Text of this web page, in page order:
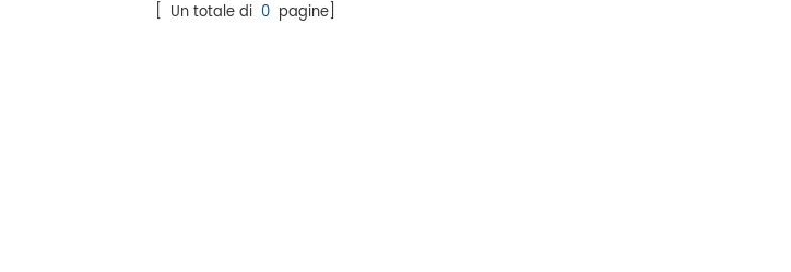
[ Un totale di 0 pagine]